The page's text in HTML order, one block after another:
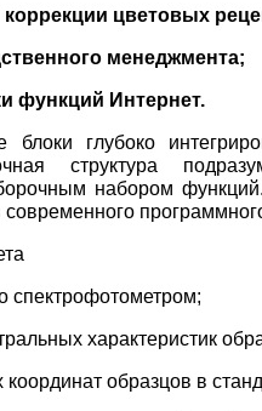
цветовых
менеджмента;
функций Интернет.
блоки глубоко
структура
набором
современного
спектрофотометром;
характеристик
образцов в